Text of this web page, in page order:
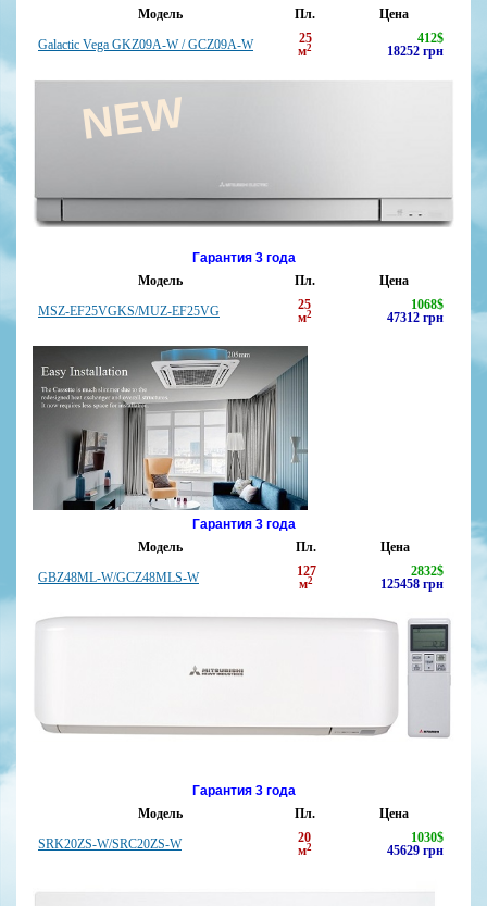
Модель
Пл.
Цена
Galactic Vega GKZ09A-W / GCZ09A-W
25
м2
412$
18252 грн
NEW
Гарантия 3 года
Модель
Пл.
Цена
MSZ-EF25VGKS/MUZ-EF25VG
25
м2
1068$
47312 грн
Гарантия 3 года
Модель
Пл.
Цена
GBZ48ML-W/GCZ48MLS-W
127
м2
2832$
125458 грн
Гарантия 3 года
Модель
Пл.
Цена
SRK20ZS-W/SRC20ZS-W
20
м2
1030$
45629 грн